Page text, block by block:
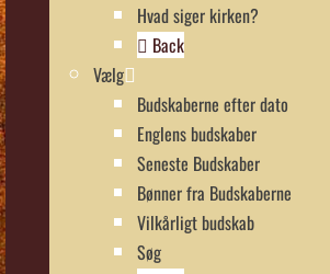
Hvad siger kirken?
Back
Vælg
Budskaberne efter dato
Englens budskaber
Seneste Budskaber
Bønner fra Budskaberne
Vilkårligt budskab
Søg